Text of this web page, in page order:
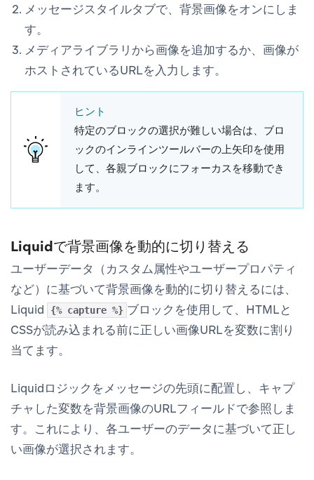
メッセージスタイルタブで、 背景画像をオンにしま
す。
メディアライブラリから画像を追加するか、画像が
ホストされているURLを入力します。
ヒント
特定のブロックの選択が難しい場合は、ブロ
ックのインラインツールバーの上矢印を使用
して、各親ブロックにフォーカスを移動でき
ます。
Liquidで背景画像を動的に切り替える
ユーザーデータ（カスタム属性やユーザープロパティ
など）に基づいて背景画像を動的に切り替えるには、
Liquid
{% capture %} ブロックを使用して、HTMLと
CSSが読み込まれる前に正しい画像URLを変数に割り
当てます。
Liquidロジックをメッセージの先頭に配置し、キャプ
チャした変数を背景画像のURLフィールドで参照しま
す。これにより、各ユーザーのデータに基づいて正し
い画像が選択されます。